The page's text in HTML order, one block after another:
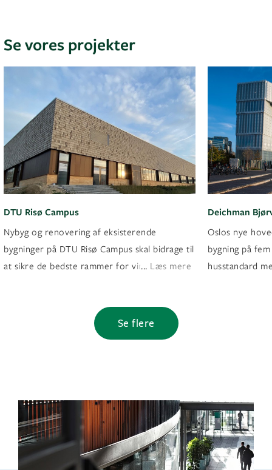
Se vores projekter
DTU Risø Campus
Nybyg og renovering af eksisterende
bygninger på DTU Risø Campus skal bidrage til
at sikre de bedste rammer for vindforskning.
... Læs mere
Deichman
Oslos nye
bygning på
husstandard
Se flere